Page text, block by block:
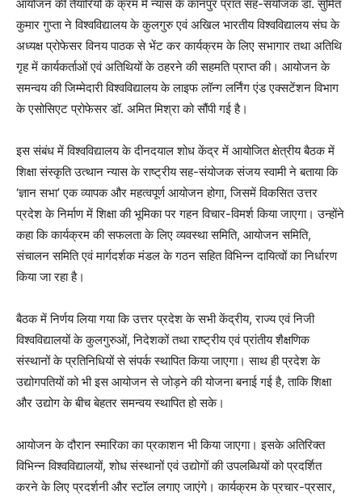
आयोजन की तैयारियों के क्रम में न्यास के कानपुर प्रांत सह-संयोजक डॉ. सुमित
कुमार गुप्ता ने विश्वविद्यालय के कुलगुरु एवं अखिल भारतीय विश्वविद्यालय संघ के
अध्यक्ष प्रोफेसर विनय पाठक से भेंट कर कार्यक्रम के लिए सभागार तथा अतिथि
गृह में कार्यकर्ताओं एवं अतिथियों के ठहरने की सहमति प्राप्त की। आयोजन के
समन्वय की जिम्मेदारी विश्वविद्यालय के लाइफ लॉन्ग लर्निंग एंड एक्सटेंशन विभाग
के एसोसिएट प्रोफेसर डॉ. अमित मिश्रा को सौंपी गई है।
इस संबंध में विश्वविद्यालय के दीनदयाल शोध केंद्र में आयोजित क्षेत्रीय बैठक में
शिक्षा संस्कृति उत्थान न्यास के राष्ट्रीय सह-संयोजक संजय स्वामी ने बताया कि
‘ज्ञान सभा’ एक व्यापक और महत्वपूर्ण आयोजन होगा, जिसमें विकसित उत्तर
प्रदेश के निर्माण में शिक्षा की भूमिका पर गहन विचार-विमर्श किया जाएगा। उन्होंने
कहा कि कार्यक्रम की सफलता के लिए व्यवस्था समिति, आयोजन समिति,
संचालन समिति एवं मार्गदर्शक मंडल के गठन सहित विभिन्न दायित्वों का निर्धारण
किया जा रहा है।
बैठक में निर्णय लिया गया कि उत्तर प्रदेश के सभी केंद्रीय, राज्य एवं निजी
विश्वविद्यालयों के कुलगुरुओं, निदेशकों तथा राष्ट्रीय एवं प्रांतीय शैक्षणिक
संस्थानों के प्रतिनिधियों से संपर्क स्थापित किया जाएगा। साथ ही प्रदेश के
उद्योगपतियों को भी इस आयोजन से जोड़ने की योजना बनाई गई है, ताकि शिक्षा
और उद्योग के बीच बेहतर समन्वय स्थापित हो सके।
आयोजन के दौरान स्मारिका का प्रकाशन भी किया जाएगा। इसके अतिरिक्त
विभिन्न विश्वविद्यालयों, शोध संस्थानों एवं उद्योगों की उपलब्धियों को प्रदर्शित
करने के लिए प्रदर्शनी और स्टॉल लगाए जाएंगे। कार्यक्रम के प्रचार-प्रसार,